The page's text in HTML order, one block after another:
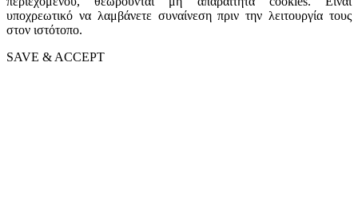
υποχρεωτικό να λαμβάνετε συναίνεση πριν την λειτουργία τους
στον ιστότοπο.
SAVE & ACCEPT